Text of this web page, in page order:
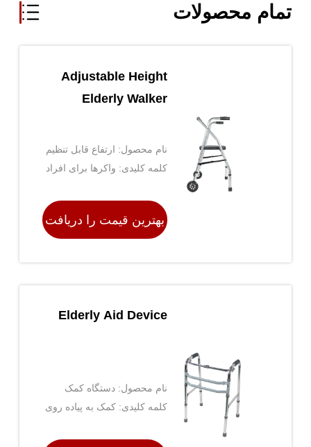
تمام محصولات
Adjustable Height
Elderly Walker
نام محصول: ارتفاع قابل تنظیم
Walker Walkerکلمه کلیدی: واکرها برای افراد
کمک های پیاده روی سالمندان
بهترین قیمت را دریافت
Elderly Aid Device
نام محصول: دستگاه کمک
مسن
کلمه کلیدی: کمک به پیاده روی
برای سالمندان ، قاب پیاده روی